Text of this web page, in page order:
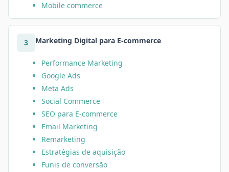
Mobile commerce
3 Marketing Digital para E-commerce
Performance Marketing
Google Ads
Meta Ads
Social Commerce
SEO para E-commerce
Email Marketing
Remarketing
Estratégias de aquisição
Funis de conversão